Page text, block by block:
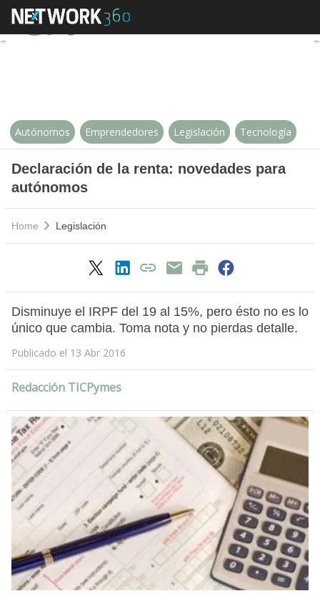
Declaración de la renta:
Autónomos Emprendedores Legislación Tecnología
Declaración de la renta: novedades para
autónomos
Home Legislación
Disminuye el IRPF del 19 al 15%, pero ésto no es lo
único que cambia. Toma nota y no pierdas detalle.
Publicado el 13 Abr 2016
Redacción TICPymes